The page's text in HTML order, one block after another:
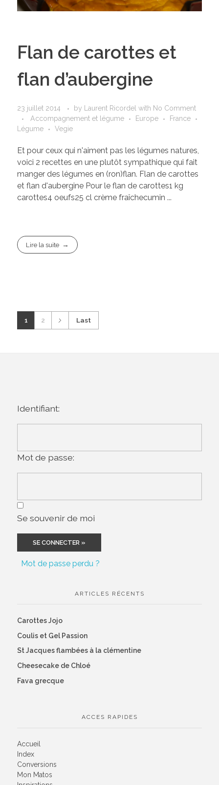
Flan de carottes et
flan d’aubergine
23 juillet 2014 by Laurent Ricordel with No Comment
Accompagnement et légume
Europe
France
Légume
Vegie
Et pour ceux qui n'aiment pas les légumes natures,
voici 2 recettes en une plutôt sympathique qui fait
manger des légumes en (ron)flan. Flan de carottes
et flan d'aubergine Pour le flan de carottes1 kg
carottes4 oeufs25 cl crème fraîchecumin ...
Lire la suite
1 2 Last
Identifiant:
Mot de passe:
Se souvenir de moi
Mot de passe perdu ?
ARTICLES RÉCENTS
Carottes Jojo
Coulis et Gel Passion
St Jacques flambées à la clémentine
Cheesecake de Chloé
Fava grecque
ACCES RAPIDES
Accueil
Index
Conversions
Mon Matos